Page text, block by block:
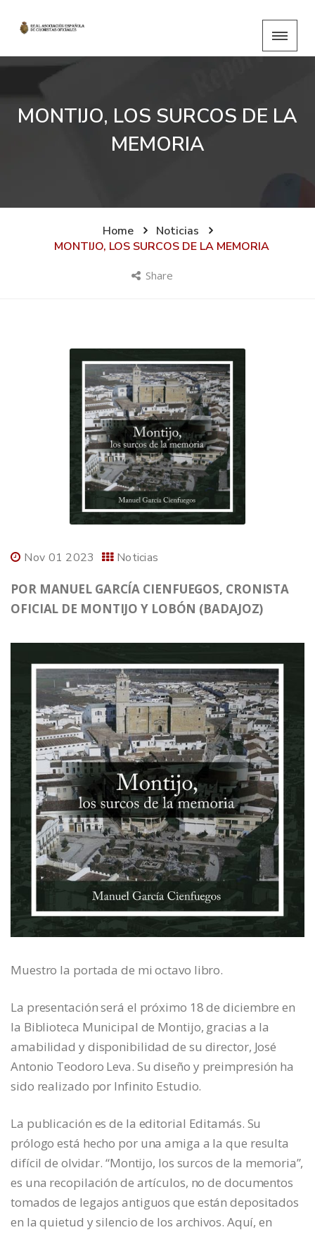
MONTIJO, LOS SURCOS DE LA
MEMORIA
Home
Noticias
MONTIJO, LOS SURCOS DE LA MEMORIA
Share
Nov 01 2023 Noticias
POR MANUEL GARCÍA CIENFUEGOS, CRONISTA
OFICIAL DE MONTIJO Y LOBÓN (BADAJOZ)
Muestro la portada de mi octavo libro.
La presentación será el próximo 18 de diciembre en
la Biblioteca Municipal de Montijo, gracias a la
amabilidad y disponibilidad de su director, José
Antonio Teodoro Leva. Su diseño y preimpresión ha
sido realizado por Infinito Estudio.
La publicación es de la editorial Editamás. Su
prólogo está hecho por una amiga a la que resulta
difícil de olvidar. “Montijo, los surcos de la memoria”,
es una recopilación de artículos, no de documentos
tomados de legajos antiguos que están depositados
en la quietud y silencio de los archivos. Aquí, en